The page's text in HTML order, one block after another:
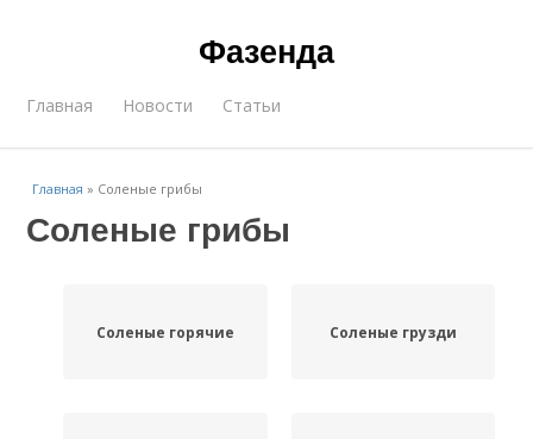
Фазенда
Главная Новости Статьи
Главная » Соленые грибы
Соленые грибы
Соленые горячие Соленые грузди